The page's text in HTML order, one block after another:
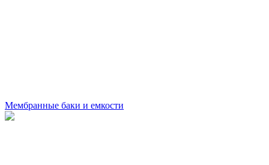
Мембранные баки и емкости